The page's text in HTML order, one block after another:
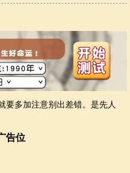
要多加注意别出差错。是先人
告位